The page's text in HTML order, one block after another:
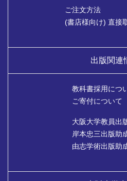
ご注文方法
(書店様向け) 直接
出版関連
教科書採用につ
ご寄付について
大阪大学教員出
岸本忠三出版助
由志学術出版助